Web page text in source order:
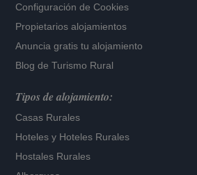
Configuración de Cookies
Propietarios alojamientos
Anuncia gratis tu alojamiento
Blog de Turismo Rural
Tipos de alojamiento:
Casas Rurales
Hoteles y Hoteles Rurales
Hostales Rurales